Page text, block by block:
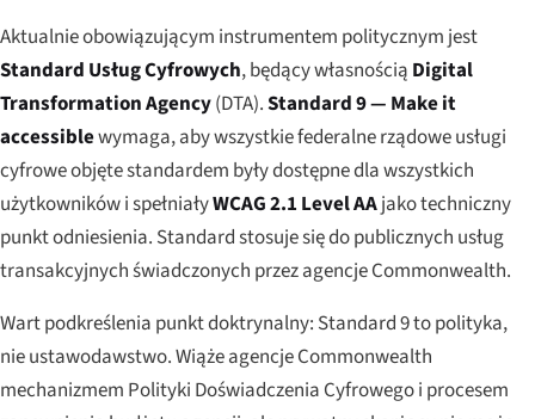
Aktualnie obowiązującym instrumentem politycznym jest
Standard Usług Cyfrowych, będący własnością Digital
Transformation Agency(DTA).Standard 9 — Make it
accessiblewymaga, aby wszystkie federalne rządowe usługi
cyfrowe objęte standardem były dostępne dla wszystkich
użytkowników i spełniałyWCAG 2.1 Level AAjako techniczny
punkt odniesienia. Standard stosuje się do publicznych usług
transakcyjnych świadczonych przez agencje Commonwealth.
Wart podkreślenia punkt doktrynalny: Standard 9 topolityka,
nie ustawodawstwo. Wiąże agencje Commonwealth
mechanizmem Polityki Doświadczenia Cyfrowego i procesem